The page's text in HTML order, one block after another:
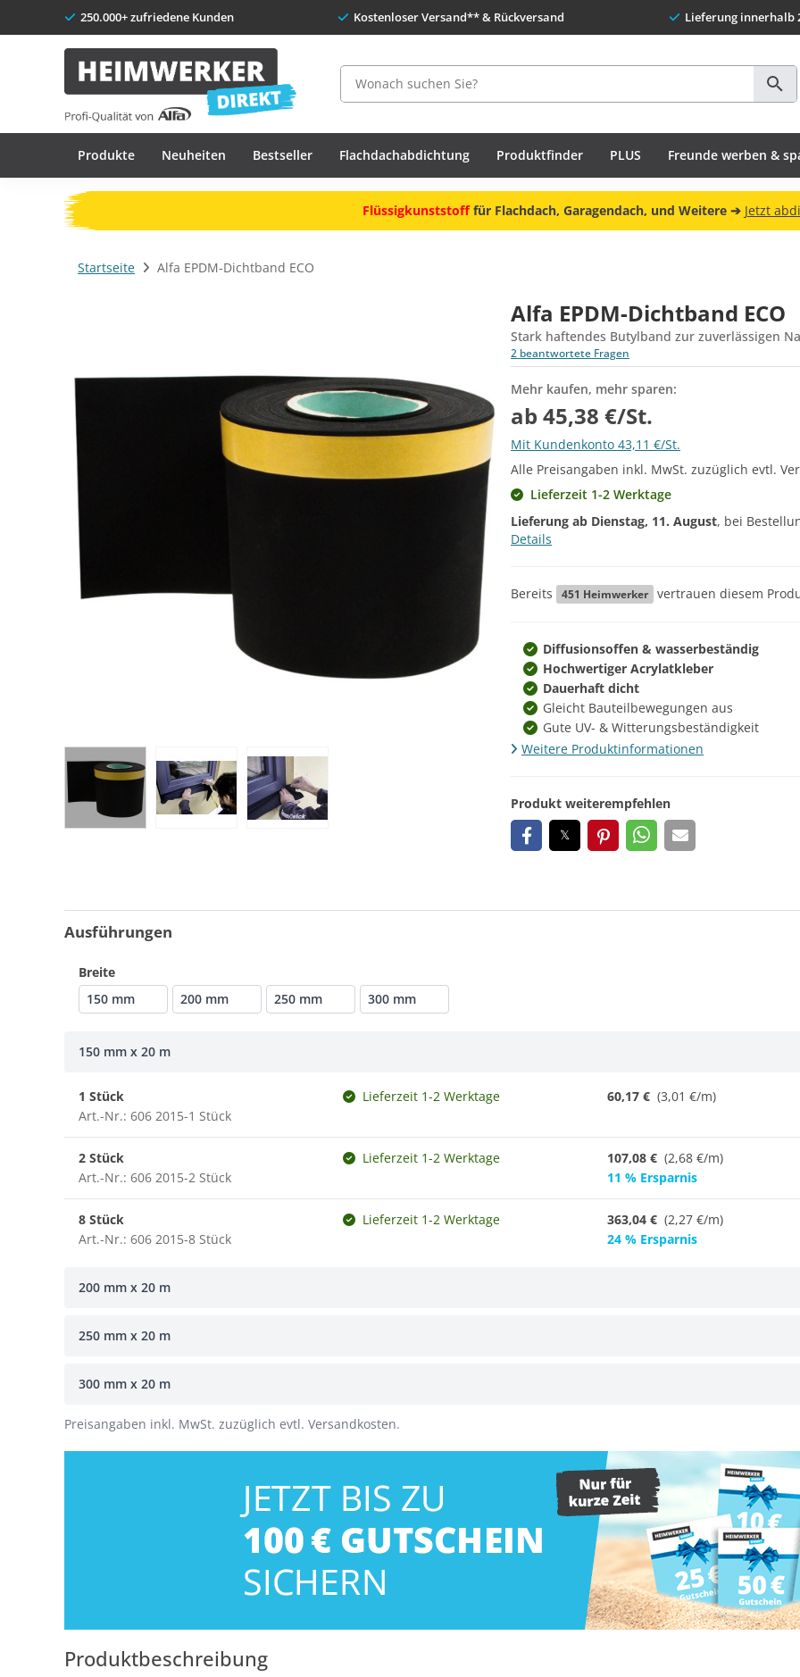
250.000+ zufriedene Kunden Kostenloser Versand** & Rückversand Lieferung innerhalb
Suche
Produkte Neuheiten Bestseller Flachdachabdichtung Produktfinder PLUS Freunde werben &
Flüssigkunststofffür Flachdach, Garagendach, und Weitere ➔ Jetzt
Startseite Alfa EPDM-Dichtband ECO
Alfa EPDM-Dichtband ECO
Stark haftendes Butylband zur zuverlässigen
2 beantwortete Fragen
Mehr kaufen, mehr sparen:
ab 45,38 €/St.
Mit Kundenkonto 43,11 €/St.
Alle Preisangaben inkl. MwSt. zuzüglich evtl.
Lieferzeit 1-2 Werktage
Lieferung ab Dienstag, 11. August, bei
Details
Bereits 451 Heimwerker vertrauen diesem
Diffusionsoffen & wasserbeständig
Hochwertiger Acrylatkleber
Dauerhaft dicht
Gleicht Bauteilbewegungen aus
Gute UV- & Witterungsbeständigkeit
Weitere Produktinformationen
Produkt weiterempfehlen
Ausführungen
Breite
150 mm
200 mm 250 mm 300 mm
150 mm x 20 m
1 Stück
Art.-Nr.: 606 2015-1 Stück
Lieferzeit 1-2 Werktage 60,17 € (3,01 €/m)
2 Stück
Art.-Nr.: 606 2015-2 Stück
Lieferzeit 1-2 Werktage 107,08 € (2,68 €/m)
11 % Ersparnis
8 Stück
Art.-Nr.: 606 2015-8 Stück
Lieferzeit 1-2 Werktage 363,04 € (2,27 €/m)
24 % Ersparnis
200 mm x 20 m
250 mm x 20 m
300 mm x 20 m
Preisangaben inkl. MwSt. zuzüglich evtl. Versandkosten.
Produktbeschreibung